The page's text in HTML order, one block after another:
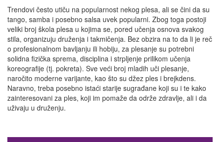
Trendovi često utiču na popularnost nekog plesa, ali se čini da su
tango, samba i posebno salsa uvek popularni. Zbog toga postoji
veliki broj škola plesa u kojima se, pored učenja osnova svakog
stila, organizuju druženja i takmičenja. Bez obzira na to da li je reč
o profesionalnom bavljanju ili hobiju, za plesanje su potrebni
solidna fizička sprema, disciplina i strpljenje prilikom učenja
koreografije (tj. pokreta). Sve veći broj mladih uči plesanje,
naročito moderne varijante, kao što su džez ples i brejkdens.
Naravno, treba posebno istaći starije sugrađane koji su i te kako
zainteresovani za ples, koji im pomaže da održe zdravlje, ali i da
uživaju u druženju.